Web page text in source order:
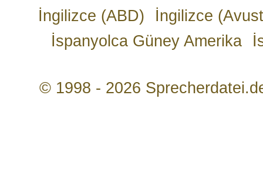
İngilizce (ABD)
İngilizce
İspanyolca Güney Amerika
© 1998 - 2026